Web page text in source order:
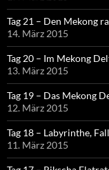
Tag 21 – Den Mekong
14. März 2015
Tag 20 – Im Mekong
13. März 2015
Tag 19 – Das Mekong
12. März 2015
Tag 18 – Labyrinthe,
11. März 2015